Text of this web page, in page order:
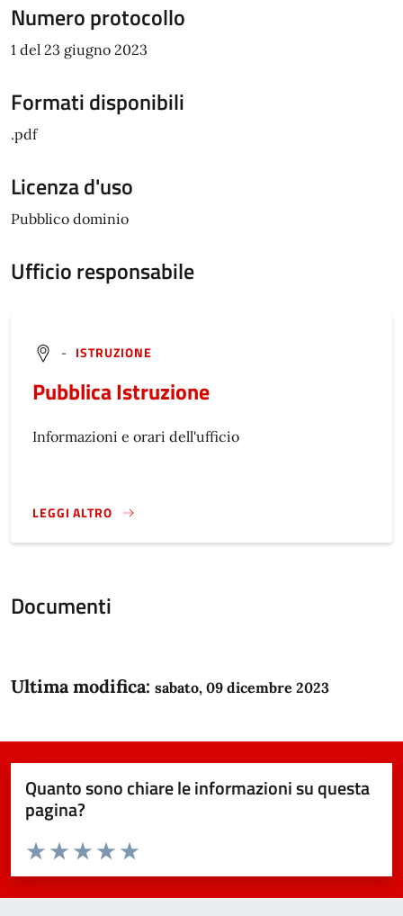
Numero protocollo
1 del 23 giugno 2023
Formati disponibili
.pdf
Licenza d'uso
Pubblico dominio
Ufficio responsabile
- ISTRUZIONE
Pubblica Istruzione
Informazioni e orari dell'ufficio
LEGGI ALTRO
}
Documenti
Ultima modifica: sabato, 09 dicembre 2023
Quanto sono chiare le informazioni su questa
pagina?
Domanda
Valuta da 1 a 5 stelle la pagina
Valuta 5 stelle su 5
Valuta 4 stelle su 5
Valuta 3 stelle su 5
Valuta 2 stelle su 5
Valuta 1 stelle su 5